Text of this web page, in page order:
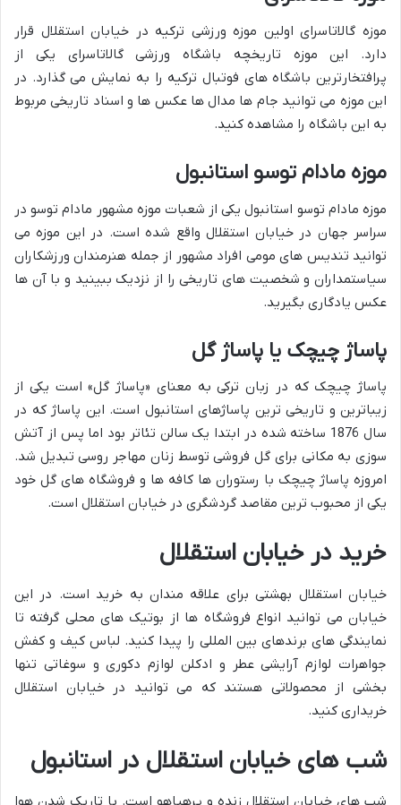
موزه گالاتاسرای اولین موزه ورزشی ترکیه در خیابان استقلال قرار
دارد. این موزه تاریخچه باشگاه ورزشی گالاتاسرای یکی از
پرافتخارترین باشگاه های فوتبال ترکیه را به نمایش می گذارد. در
این موزه می توانید جام ها مدال ها عکس ها و اسناد تاریخی مربوط
به این باشگاه را مشاهده کنید.
موزه مادام توسو استانبول
موزه مادام توسو استانبول یکی از شعبات موزه مشهور مادام توسو در
سراسر جهان در خیابان استقلال واقع شده است. در این موزه می
توانید تندیس های مومی افراد مشهور از جمله هنرمندان ورزشکاران
سیاستمداران و شخصیت های تاریخی را از نزدیک ببینید و با آن ها
عکس یادگاری بگیرید.
پاساژ چیچک یا پاساژ گل
پاساژ چیچک که در زبان ترکی به معنای «پاساژ گل» است یکی از
زیباترین و تاریخی ترین پاساژهای استانبول است. این پاساژ که در
سال 1876 ساخته شده در ابتدا یک سالن تئاتر بود اما پس از آتش
سوزی به مکانی برای گل فروشی توسط زنان مهاجر روسی تبدیل شد.
امروزه پاساژ چیچک با رستوران ها کافه ها و فروشگاه های گل خود
یکی از محبوب ترین مقاصد گردشگری در خیابان استقلال است.
خرید در خیابان استقلال
خیابان استقلال بهشتی برای علاقه مندان به خرید است. در این
خیابان می توانید انواع فروشگاه ها از بوتیک های محلی گرفته تا
نمایندگی های برندهای بین المللی را پیدا کنید. لباس کیف و کفش
جواهرات لوازم آرایشی عطر و ادکلن لوازم دکوری و سوغاتی تنها
بخشی از محصولاتی هستند که می توانید در خیابان استقلال
خریداری کنید.
شب های خیابان استقلال در استانبول